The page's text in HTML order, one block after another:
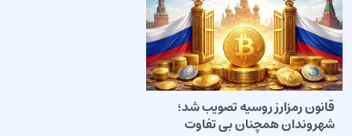
قانون رمزارز روسیه تصویب شد؛
شهروندان همچنان بی تفاوت